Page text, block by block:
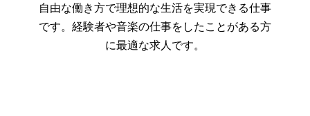
自由な働き方で理想的な生活を実現できる仕事
です。経験者や音楽の仕事をしたことがある方
に最適な求人です。